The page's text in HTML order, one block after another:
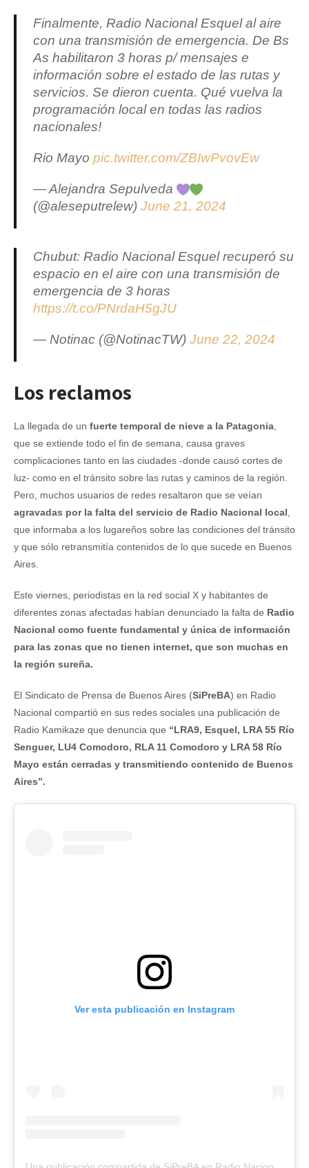
Finalmente, Radio Nacional Esquel al aire
con una transmisión de emergencia. De Bs
As habilitaron 3 horas p/ mensajes e
información sobre el estado de las rutas y
servicios. Se dieron cuenta. Qué vuelva la
programación local en todas las radios
nacionales!
Rio Mayo pic.twitter.com/ZBIwPvovEw
— Alejandra Sepulveda
(@aleseputrelew) June 21, 2024
Chubut: Radio Nacional Esquel recuperó su
espacio en el aire con una transmisión de
emergencia de 3 horas
https://t.co/PNrdaH5gJU
— Notinac (@NotinacTW) June 22, 2024
Los reclamos
La llegada de un fuerte temporal de nieve a la Patagonia
que se extiende todo el fin de semana, causa graves
complicaciones tanto en las ciudades -donde causó cortes de
luz- como en el tránsito sobre las rutas y caminos de la región.
Pero, muchos usuarios de redes resaltaron que se veían
agravadas por la falta del servicio de Radio Nacional local
que informaba a los lugareños sobre las condiciones del tránsito
y que sólo retransmitía contenidos de lo que sucede en Buenos
Aires.
Este viernes, periodistas en la red social X y habitantes de
diferentes zonas afectadas habían denunciado la falta de Radio
Nacional como fuente fundamental y única de información
para las zonas que no tienen internet, que son muchas en
la región sureña.
El Sindicato de Prensa de Buenos Aires (SiPreBA) en Radio
Nacional compartió en sus redes sociales una publicación de
Radio Kamikaze que denuncia que “LRA9, Esquel, LRA 55 Río
Senguer, LU4 Comodoro, RLA 11 Comodoro y LRA 58 Río
Mayo están cerradas y transmitiendo contenido de Buenos
Aires”.
Ver esta publicación en Instagram